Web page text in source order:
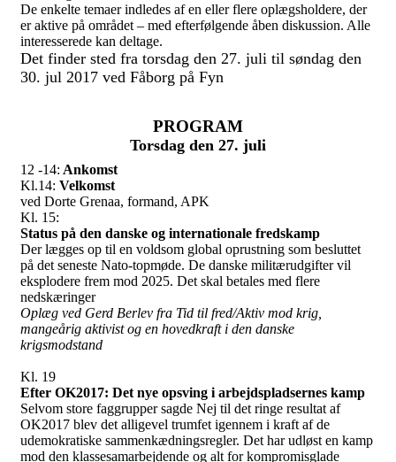
De enkelte temaer indledes af en eller flere oplægsholdere, der
er aktive på området – med efterfølgende åben diskussion. Alle
interesserede kan deltage.
Det finder sted fra torsdag den 27. juli til søndag den
30. jul 2017 ved Fåborg på Fyn
PROGRAM
Torsdag den 27. juli
12 -14: Ankomst
Kl.14: Velkomst
ved Dorte Grenaa, formand, APK
Kl. 15:
Status på den danske og internationale fredskamp
Der lægges op til en voldsom global oprustning som besluttet
på det seneste Nato-topmøde. De danske militærudgifter vil
eksplodere frem mod 2025. Det skal betales med flere
nedskæringer
Oplæg ved Gerd Berlev fra Tid til fred/Aktiv mod krig,
mangeårig aktivist og en hovedkraft i den danske
krigsmodstand
Kl. 19
Efter OK2017: Det nye opsving i arbejdspladsernes kamp
Selvom store faggrupper sagde Nej til det ringe resultat af
OK2017 blev det alligevel trumfet igennem i kraft af de
udemokratiske sammenkædningsregler. Det har udløst en kamp
mod den klassesamarbejdende og alt for kompromisglade